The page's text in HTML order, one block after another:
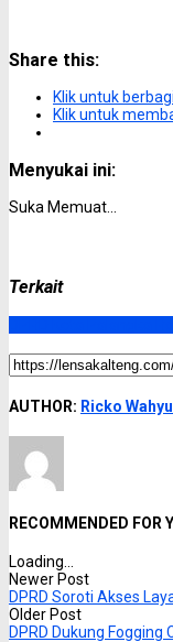
Share this:
Klik untuk
Klik untuk
Menyukai ini:
Suka Memuat...
Terkait
AUTHOR: Ricko
RECOMMENDED FOR
Loading...
Newer Post
DPRD Soroti Akses
Older Post
DPRD Dukung Fogging